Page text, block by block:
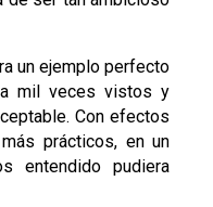
un ejemplo perfecto
mil veces vistos y
Con efectos
prácticos, en un
entendido pudiera